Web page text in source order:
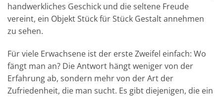
handwerkliches Geschick und die seltene Freude
vereint, ein Objekt Stück für Stück Gestalt annehmen
zu sehen.
Für viele Erwachsene ist der erste Zweifel einfach: Wo
fängt man an? Die Antwort hängt weniger von der
Erfahrung ab, sondern mehr von der Art der
Zufriedenheit, die man sucht. Es gibt diejenigen, die ein